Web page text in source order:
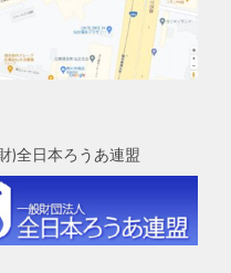
)全日本ろうあ連盟